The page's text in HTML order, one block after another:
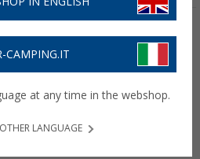
CAMPING.IT
at any time in the webshop.
LANGUAGE